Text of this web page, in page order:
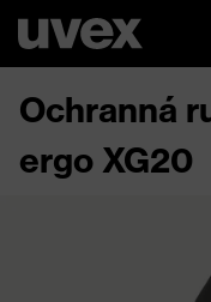
Ochranná
ergo XG20